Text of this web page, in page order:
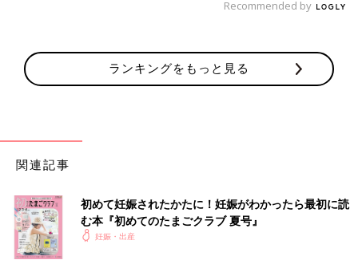
Recommended by
ランキングをもっと見る
関連記事
初めて妊娠されたかたに！妊娠がわかったら最初に読
む本『初めてのたまごクラブ 夏号』
妊娠・出産